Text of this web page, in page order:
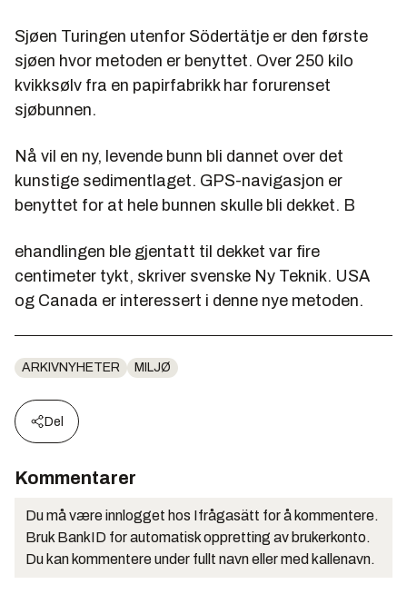
Sjøen Turingen utenfor Södertätje er den første
sjøen hvor metoden er benyttet. Over 250 kilo
kvikksølv fra en papirfabrikk har forurenset
sjøbunnen.
Nå vil en ny, levende bunn bli dannet over det
kunstige sedimentlaget. GPS-navigasjon er
benyttet for at hele bunnen skulle bli dekket. B
ehandlingen ble gjentatt til dekket var fire
centimeter tykt, skriver svenske Ny Teknik. USA
og Canada er interessert i denne nye metoden.
ARKIVNYHETER MILJØ
Del
Kommentarer
Du må være innlogget hos Ifrågasätt for å kommentere.
Bruk BankID for automatisk oppretting av brukerkonto.
Du kan kommentere under fullt navn eller med kallenavn.